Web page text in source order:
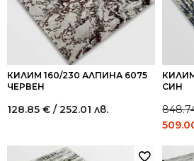
КИЛИМ 160/230 АЛПИНА 6075
ЧЕРВЕН
128.85 € / 252.01 лв.
СИН
was: